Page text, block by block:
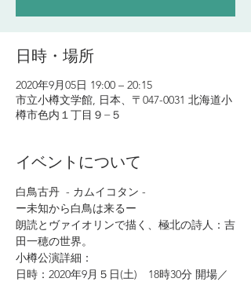
日時・場所
2020年9月05日 19:00 – 20:15
市立小樽文学館, 日本、〒047-0031 北海道小
樽市色内１丁目９−５
イベントについて
白鳥古丹  - カムイコタン -
ー未知から白鳥は来るー
朗読とヴァイオリンで描く、極北の詩人：吉
田一穂の世界。
小樽公演詳細：
日時：2020年9月５日(土)　18時30分 開場／